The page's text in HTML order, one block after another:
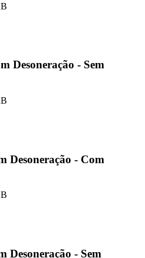
Desoneração - Sem
Desoneração - Com
Desoneração - Sem